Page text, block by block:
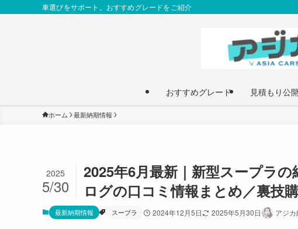
車選びをサポート。おすすめグレードをご紹介
おすすめグレード 見積もり公
ホーム 最新納期情報
2025年6月最新｜新型スープラ
ログの口コミ情報まとめ／裏技
2025
5/30
最新納期情報 スープラ 2024年12月5日 2025年5月30日 アジ